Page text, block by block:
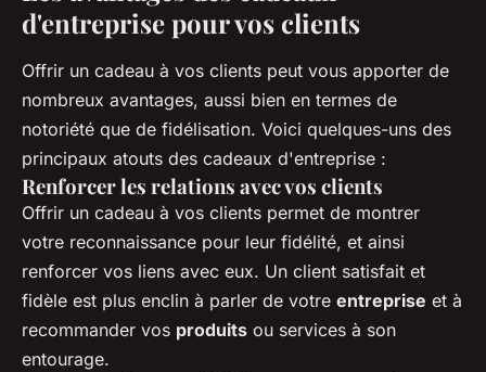
d'entreprise pour vos clients
Offrir un cadeau à vos clients peut vous apporter de
nombreux avantages, aussi bien en termes de
notoriété que de fidélisation. Voici quelques-uns des
principaux atouts des cadeaux d'entreprise :
Renforcer les relations avec vos clients
Offrir un cadeau à vos clients permet de montrer
votre reconnaissance pour leur fidélité, et ainsi
renforcer vos liens avec eux. Un client satisfait et
fidèle est plus enclin à parler de votre entreprise et à
recommander vos produits ou services à son
entourage.